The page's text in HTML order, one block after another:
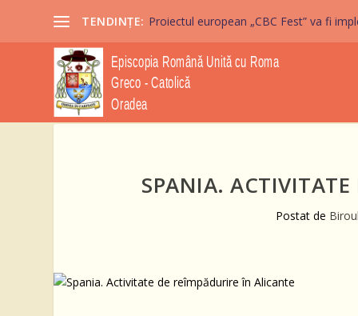
TENDINȚE: Proiectul european „CBC Fest” va fi
SPANIA.
Postat de